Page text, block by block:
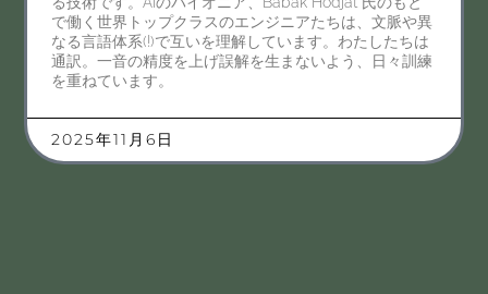
で働く世界トップクラスのエンジニアたちは、文脈や異
なる言語体系(!)で互いを理解しています。わたしたちは
通訳。一音の精度を上げ誤解を生まないよう、日々訓練
を重ねています。
2025年11月6日